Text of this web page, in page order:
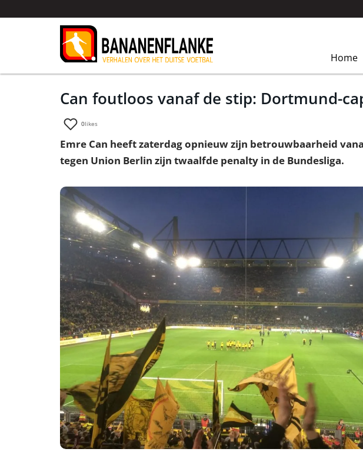
Home
Can foutloos vanaf de stip: Dortmund-
0likes
Emre Can heeft zaterdag opnieuw zijn betrouwbaarheid
tegen Union Berlin zijn twaalfde penalty in de Bundesliga.